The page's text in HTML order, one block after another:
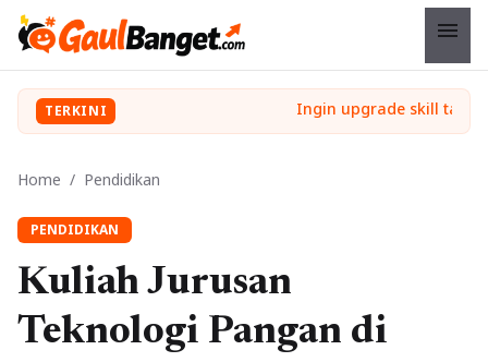
menu
TERKINI
Home / Pendidikan
PENDIDIKAN
Kuliah Jurusan
Teknologi Pangan di